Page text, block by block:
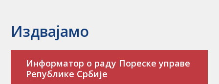
Издвајамо
Информатор о раду Пореске управе
Републике Србије